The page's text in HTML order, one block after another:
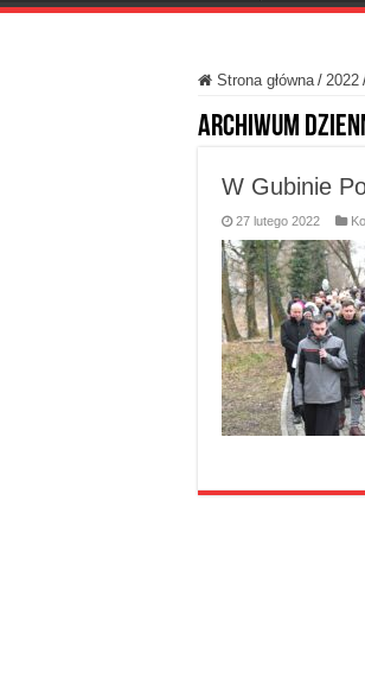
Strona główna / 2022
Archiwum
W Gubinie
27 lutego 2022